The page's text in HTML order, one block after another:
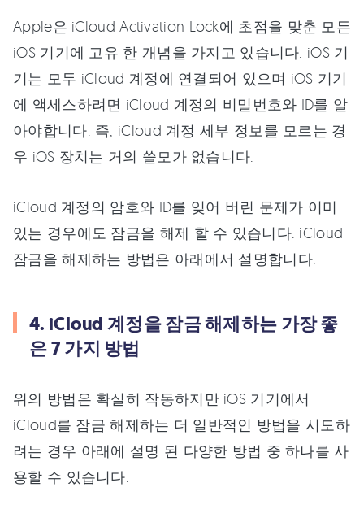
Apple은 iCloud Activation Lock에 초점을 맞춘 모든
iOS 기기에 고유 한 개념을 가지고 있습니다. iOS 기
기는 모두 iCloud 계정에 연결되어 있으며 iOS 기기
에 액세스하려면 iCloud 계정의 비밀번호와 ID를 알
아야합니다. 즉, iCloud 계정 세부 정보를 모르는 경
우 iOS 장치는 거의 쓸모가 없습니다.
iCloud 계정의 암호와 ID를 잊어 버린 문제가 이미
있는 경우에도 잠금을 해제 할 수 있습니다. iCloud
잠금을 해제하는 방법은 아래에서 설명합니다.
4. iCloud 계정을 잠금 해제하는 가장 좋
은 7 가지 방법
위의 방법은 확실히 작동하지만 iOS 기기에서
iCloud를 잠금 해제하는 더 일반적인 방법을 시도하
려는 경우 아래에 설명 된 다양한 방법 중 하나를 사
용할 수 있습니다.